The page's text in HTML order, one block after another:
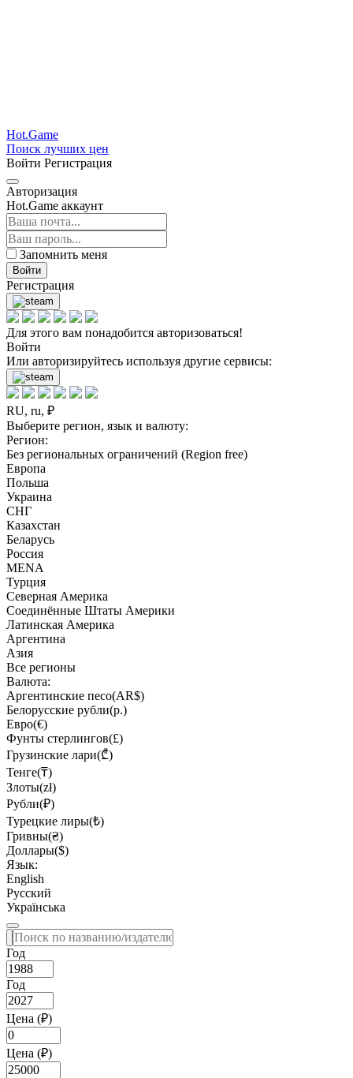
Hot.Game
Поиск лучших цен
Войти Регистрация
Авторизация
Hot.Game аккаунт
Запомнить меня
Войти
Регистрация
Для этого вам понадобится авторизоваться!
Войти
Или авторизируйтесь используя другие сервисы:
RU, ru, ₽
Выберите регион, язык и валюту:
Регион:
Без региональных ограничений (Region free)
Европа
Польша
Украина
СНГ
Казахстан
Беларусь
Россия
MENA
Турция
Северная Америка
Соединённые Штаты Америки
Латинская Америка
Аргентина
Азия
Все регионы
Валюта:
Аргентинские песо(AR$)
Белорусские рубли(р.)
Евро(€)
Фунты стерлингов(£)
Грузинские лари(₾)
Тенге(₸)
Злоты(zł)
Рубли(₽)
Турецкие лиры(₺)
Гривны(₴)
Доллары($)
Язык:
English
Русский
Українська
Год
Год
Цена (₽)
Цена (₽)